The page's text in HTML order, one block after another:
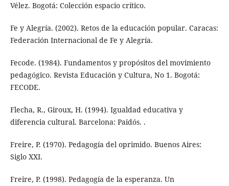
Vélez. Bogotá: Colección espacio crítico.
Fe y Alegría. (2002). Retos de la educación popular. Caracas:
Federación Internacional de Fe y Alegría.
Fecode. (1984). Fundamentos y propósitos del movimiento
pedagógico. Revista Educación y Cultura, No 1. Bogotá:
FECODE.
Flecha, R., Giroux, H. (1994). Igualdad educativa y
diferencia cultural. Barcelona: Paidós. .
Freire, P. (1970). Pedagogía del oprimido. Buenos Aires:
Siglo XXI.
Freire, P. (1998). Pedagogía de la esperanza. Un